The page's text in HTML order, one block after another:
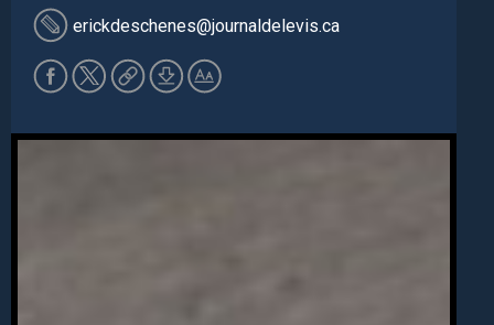
erickdeschenes@journaldelevis.ca